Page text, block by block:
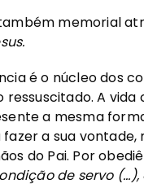
memorial
é o núcleo dos
ressuscitado. A
a mesma
a sua vontade,
do Pai. Por
de servo